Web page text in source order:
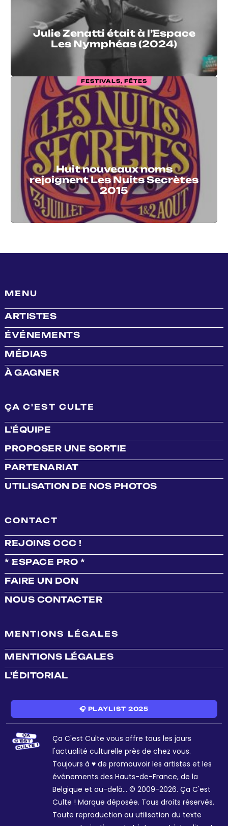
Julie Zenatti était à l’Espace
Les Nymphéas (2024)
FESTIVALS, FÊTES
Huit nouveaux noms
rejoignent Les Nuits Secrètes
2015
MENU
ARTISTES
ÉVÉNEMENTS
MÉDIAS
À GAGNER
ÇA C'EST CULTE
L'ÉQUIPE
PROPOSER UNE SORTIE
PARTENARIAT
UTILISATION DE NOS PHOTOS
CONTACT
REJOINS CCC !
* ESPACE PRO *
FAIRE UN DON
NOUS CONTACTER
MENTIONS LÉGALES
MENTIONS LÉGALES
L'ÉDITORIAL
🎧 PLAYLIST 2025
Ça C'est Culte vous offre tous les jours
l'actualité culturelle près de chez vous.
Toujours à ♥ de promouvoir les artistes et les
événements des Hauts-de-France, de la
Belgique et au-delà... © 2009-2026. Ça C'est
Culte ! Marque déposée. Tous droits réservés.
Toute reproduction ou utilisation du texte